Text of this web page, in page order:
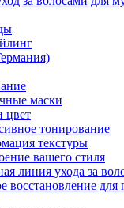
маски
цвет
тонирование
текстуры
вашего стиля
линия ухода за
восстановление